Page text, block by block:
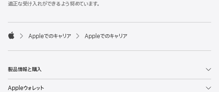
e
o
t
適正な受け入れができるよう努めています。

p
l
Appleでのキャリア Appleでのキャリア
製品情報と購入
Appleウォレット